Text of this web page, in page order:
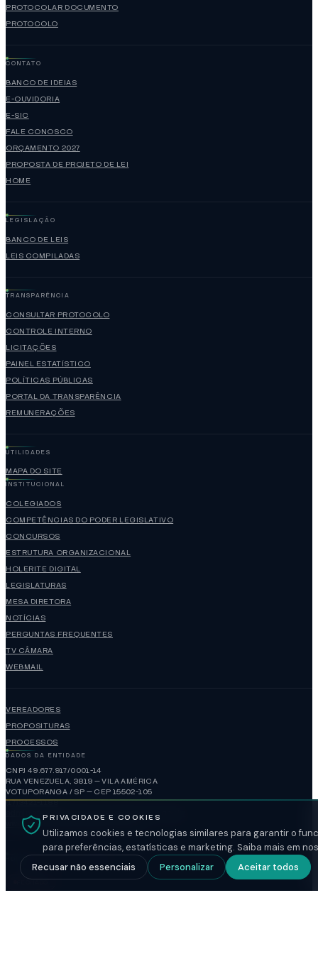
PROTOCOLAR DOCUMENTO
PROTOCOLO
CONTATO
BANCO DE IDEIAS
E-OUVIDORIA
E-SIC
FALE CONOSCO
ORÇAMENTO 2027
PROPOSTA DE PROJETO DE LEI
HOME
LEGISLAÇÃO
BANCO DE LEIS
LEIS COMPILADAS
TRANSPARÊNCIA
CONSULTAR PROTOCOLO
CONTROLE INTERNO
LICITAÇÕES
PAINEL ESTATÍSTICO
POLÍTICAS PÚBLICAS
PORTAL DA TRANSPARÊNCIA
REMUNERAÇÕES
UTILIDADES
MAPA DO SITE
INSTITUCIONAL
COLEGIADOS
COMPETÊNCIAS DO PODER LEGISLATIVO
CONCURSOS
ESTRUTURA ORGANIZACIONAL
HOLERITE DIGITAL
LEGISLATURAS
MESA DIRETORA
NOTÍCIAS
PERGUNTAS FREQUENTES
TV CÂMARA
WEBMAIL
VEREADORES
PROPOSITURAS
PROCESSOS
DADOS DA ENTIDADE
CNPJ 49.677.917/0001-14
RUA VENEZUELA, 3819 — VILA AMÉRICA
VOTUPORANGA / SP — CEP 15502-105
(17)3421-1188
administracao@camaravotuporanga.sp.gov.br
www.camaravotuporanga.sp.gov.br
HORÁRIO DE FUNCIONAMENTO
FECHADO
PRIVACIDADE E COOKIES
Utilizamos cookies e tecnologias similares para garantir o
para preferências, estatísticas e marketing. Saiba mais em
Recusar não essenciais
Personalizar Aceitar todos